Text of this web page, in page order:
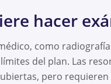
hacer
como
del plan. Las
pero